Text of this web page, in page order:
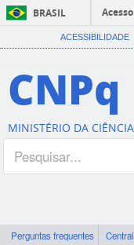
BRASIL
ACESSIBILIDADE
CNPq
MINISTÉRIO DA
Perguntas frequentes